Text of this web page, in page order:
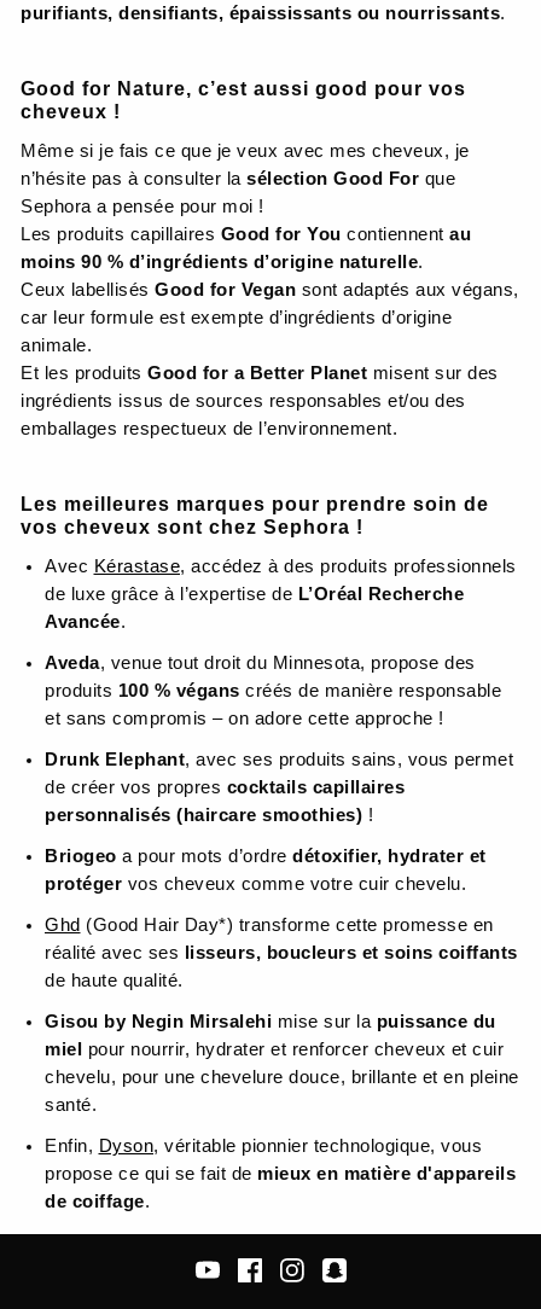
purifiants, densifiants, épaississants ou nourrissants.
Good for Nature, c’est aussi good pour vos
cheveux !
Même si je fais ce que je veux avec mes cheveux, je
n’hésite pas à consulter la sélection Good For que
Sephora a pensée pour moi !
Les produits capillaires Good for You contiennent au
moins 90 % d’ingrédients d’origine naturelle.
Ceux labellisés Good for Vegan sont adaptés aux végans,
car leur formule est exempte d’ingrédients d’origine
animale.
Et les produits Good for a Better Planet misent sur des
ingrédients issus de sources responsables et/ou des
emballages respectueux de l’environnement.
Les meilleures marques pour prendre soin de
vos cheveux sont chez Sephora !
Avec Kérastase, accédez à des produits professionnels
de luxe grâce à l’expertise de L’Oréal Recherche
Avancée.
Aveda, venue tout droit du Minnesota, propose des
produits 100 % végans créés de manière responsable
et sans compromis – on adore cette approche !
Drunk Elephant, avec ses produits sains, vous permet
de créer vos propres cocktails capillaires
personnalisés (haircare smoothies) !
Briogeo a pour mots d’ordre détoxifier, hydrater et
protéger vos cheveux comme votre cuir chevelu.
Ghd (Good Hair Day*) transforme cette promesse en
réalité avec ses
lisseurs, boucleurs et soins coiffants
de haute qualité.
Gisou by Negin Mirsalehi mise sur la puissance du
miel
pour nourrir, hydrater et renforcer cheveux et cuir
chevelu, pour une chevelure douce, brillante et en pleine
santé.
Enfin, Dyson, véritable pionnier technologique, vous
propose ce qui se fait de mieux en matière d'appareils
de coiffage.